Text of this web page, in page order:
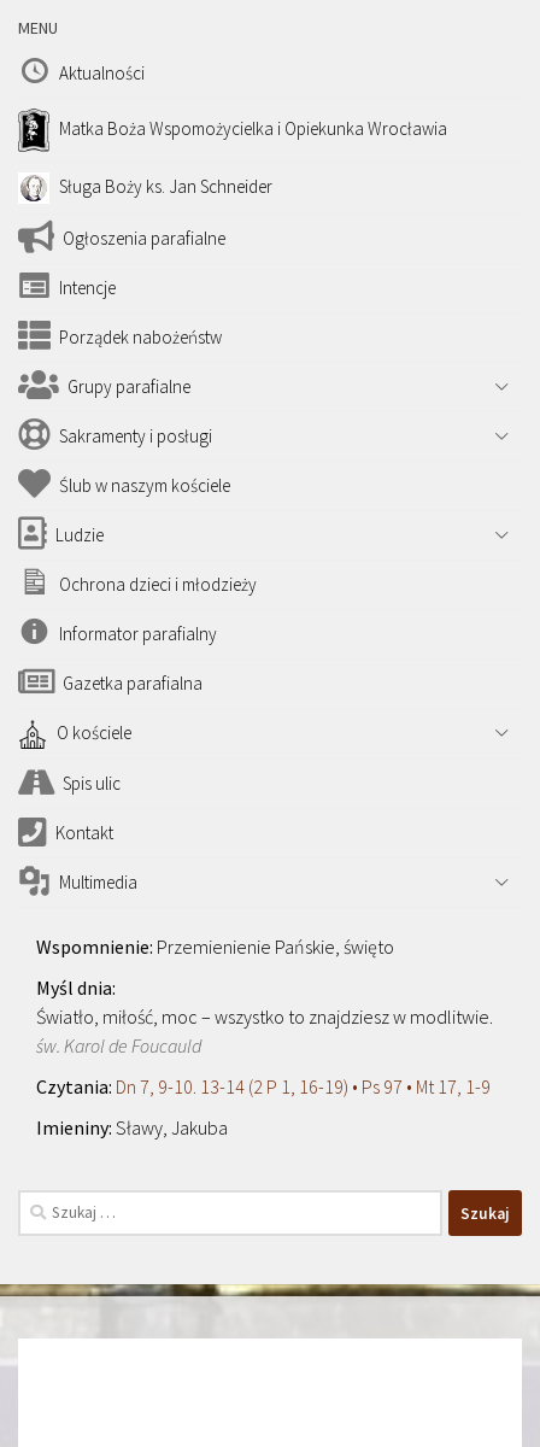
MENU
Aktualności
Matka Boża Wspomożycielka i Opiekunka Wrocławia
Sługa Boży ks. Jan Schneider
Ogłoszenia parafialne
Intencje
Porządek nabożeństw
Grupy parafialne
Sakramenty i posługi
Ślub w naszym kościele
Ludzie
Ochrona dzieci i młodzieży
Informator parafialny
Gazetka parafialna
O kościele
Spis ulic
Kontakt
Multimedia
Przemienienie Pańskie, święto
Światło, miłość, moc – wszystko to znajdziesz w modlitwie.
św. Karol de Foucauld
Dn 7, 9-10. 13-14 (2 P 1, 16-19) • Ps 97 • Mt 17, 1-9
Sławy, Jakuba
Szukaj: